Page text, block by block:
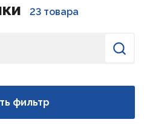
23 товара
Найти
фильтр